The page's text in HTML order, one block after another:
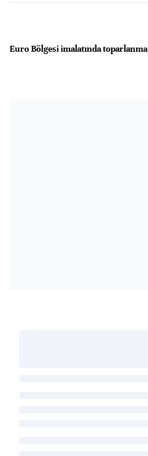
Euro Bölgesi imalatında toparlanma